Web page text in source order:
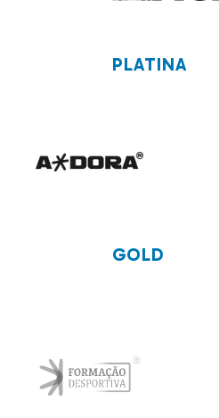
PLATINA
GOLD